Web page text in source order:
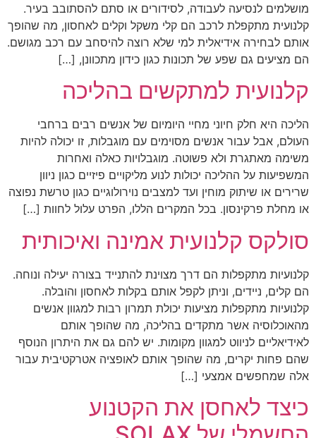
מושלמים לנסיעה לעבודה, לסידורים או סתם להסתובב בעיר.
קלנועית מתקפלת לרכב הם קלי משקל וקלים לאחסון, מה שהופך
אותם לבחירה אידיאלית למי שלא רוצה להיסחב עם רכב מגושם.
הם מציעים גם שפע של תכונות כגון כידון מתכוונן, […]
קלנועית למתקשים בהליכה
הליכה היא חלק חיוני מחיי היומיום של אנשים רבים ברחבי
העולם, אבל עבור אנשים מסוימים עם מוגבלות, זו יכולה להיות
משימה מאתגרת ולא פשוטה. מוגבלויות כאלה ואחרות
המשפיעות על ההליכה יכולות לנוע מליקויים פיזיים כגון ניוון
שרירים או שיתוק מוחין ועד למצבים נוירולוגיים כגון טרשת נפוצה
או מחלת פרקינסון. בכל המקרים הללו, הפרט עלול לחוות […]
סולקס קלנועית אמינה ואיכותית
קלנועיות מתקפלות הם דרך מצוינת להתנייד בצורה יעילה ונוחה.
הם קלים, ניידים, וניתן לקפל אותם בקלות לאחסון והובלה.
קלנועיות מתקפלות מציעות יכולת תמרון רבות למגוון אנשים
מהאוכלוסיה אשר מתקדים בהליכה, מה שהופך אותם
לאידיאליים לניווט למגוון מקומות. יש להם גם את היתרון הנוסף
שהם פחות יקרים, מה שהופך אותם לאופציה אטרקטיבית עבור
אלה שמחפשים אמצעי […]
כיצד לאחסן את הקטנוע